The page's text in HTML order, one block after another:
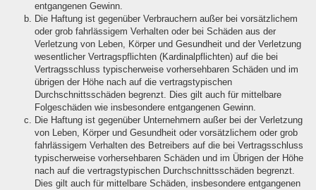
entgangenen Gewinn.
Die Haftung ist gegenüber Verbrauchern außer bei vorsätzlichem
oder grob fahrlässigem Verhalten oder bei Schäden aus der
Verletzung von Leben, Körper und Gesundheit und der Verletzung
wesentlicher Vertragspflichten (Kardinalpflichten) auf die bei
Vertragsschluss typischerweise vorhersehbaren Schäden und im
übrigen der Höhe nach auf die vertragstypischen
Durchschnittsschäden begrenzt. Dies gilt auch für mittelbare
Folgeschäden wie insbesondere entgangenen Gewinn.
Die Haftung ist gegenüber Unternehmern außer bei der Verletzung
von Leben, Körper und Gesundheit oder vorsätzlichem oder grob
fahrlässigem Verhalten des Betreibers auf die bei Vertragsschluss
typischerweise vorhersehbaren Schäden und im Übrigen der Höhe
nach auf die vertragstypischen Durchschnittsschäden begrenzt.
Dies gilt auch für mittelbare Schäden, insbesondere entgangenen